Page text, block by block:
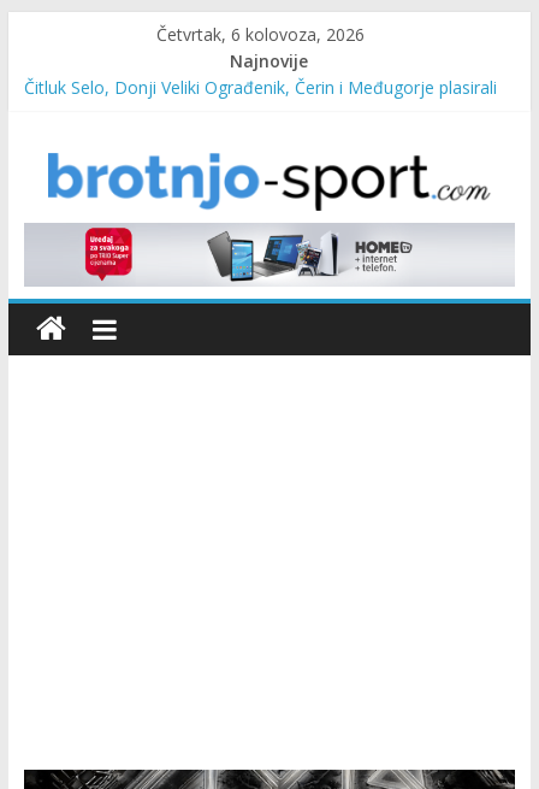
Četvrtak, 6 kolovoza, 2026
Najnovije
Čitluk Selo, Donji Veliki Ograđenik, Čerin i Međugorje plasirali
Marin Čilić napredovao na ATP ljestvici
Poznati polufinalisti MNL MZ općine Čitluk – Brotnjo 2026.
Predsjednica Vlade Marija Buhač, ministar Ivo Bevanda i
načelnik Marin Radišić čestitali organizatoricama na realizaciji
sportsko edukativnog kampa “Izlazi vani”